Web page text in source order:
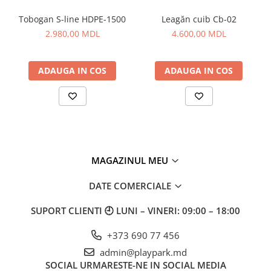
Polietilenă de înaltă densitateHDPE, rezistentă
la graffiti, care nu necesită întreținere
Stâlpi metalici, vopsiți în câmp electrostatic
Capace de protecție din polietilenă pentru toate
960 × 102 mm
Recomandat pentru: locuri de joacă, grădinițe,
Potrivit pentru exterior și interior.
Tobogan S-line HDPE-1500
2.980,00 MDL
ADAUGA IN COS
Leagăn cuib Cb-02
4.600,00 MDL
ADAUGA IN COS
MAGAZINUL MEU
DATE COMERCIALE
SUPORT CLIENTI 🕘 LUNI – VINERI: 09:00 – 18:00
+373 690 77 456
admin@playpark.md
SOCIAL URMARESTE-NE IN SOCIAL MEDIA